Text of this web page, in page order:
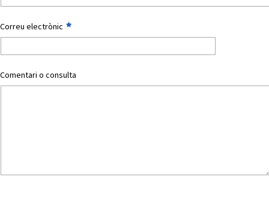
Correu electrònic
Comentari o consulta